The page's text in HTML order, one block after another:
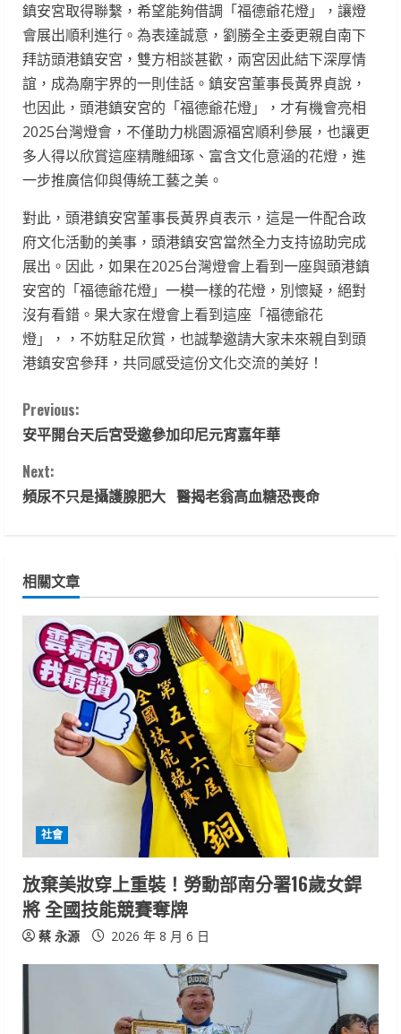
鎮安宮取得聯繫，希望能夠借調「福德爺花燈」，讓燈
會展出順利進行。為表達誠意，劉勝全主委更親自南下
拜訪頭港鎮安宮，雙方相談甚歡，兩宮因此結下深厚情
誼，成為廟宇界的一則佳話。鎮安宮董事長黃界貞說，
也因此，頭港鎮安宮的「福德爺花燈」，才有機會亮相
2025台灣燈會，不僅助力桃園源福宮順利參展，也讓更
多人得以欣賞這座精雕細琢、富含文化意涵的花燈，進
一步推廣信仰與傳統工藝之美。
對此，頭港鎮安宮董事長黃界貞表示，這是一件配合政
府文化活動的美事，頭港鎮安宮當然全力支持協助完成
展出。因此，如果在2025台灣燈會上看到一座與頭港鎮
安宮的「福德爺花燈」一模一樣的花燈，別懷疑，絕對
沒有看錯。果大家在燈會上看到這座「福德爺花
燈」，，不妨駐足欣賞，也誠摯邀請大家未來親自到頭
港鎮安宮參拜，共同感受這份文化交流的美好！
C
o
n
i
n
e
i
n
g
Previous:
安平開台天后宮受邀參加印尼元宵嘉年華
Next:
頻尿不只是攝護腺肥大 醫揭老翁高血糖恐喪命
相關文章
社會
放棄美妝穿上重裝！勞動部南分署16歲女銲
將 全國技能競賽奪牌
蔡 永源 2026 年 8 月 6 日